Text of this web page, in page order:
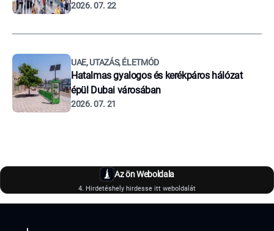
2026. 07. 22
UAE, UTAZÁS, ÉLETMÓD
Hatalmas gyalogos és kerékpáros hálózat
épül Dubai városában
2026. 07. 21
Az ön Weboldala
4. Hirdetéshely hirdesse itt weboldalát